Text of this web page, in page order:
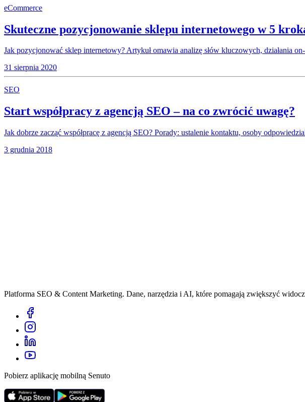
eCommerce
Skuteczne pozycjonowanie sklepu internetowego w 5
Jak pozycjonować sklep internetowy? Artykuł omawia analizę słów kluczowych, działania
31 sierpnia 2020
SEO
Start współpracy z agencją SEO – na co zwrócić uwagę?
Jak dobrze zacząć współpracę z agencją SEO? Porady: ustalenie kontaktu, osoby
3 grudnia 2018
Platforma SEO & Content Marketing. Dane, narzędzia i AI, które pomagają zwiększyć
Pobierz aplikację mobilną Senuto